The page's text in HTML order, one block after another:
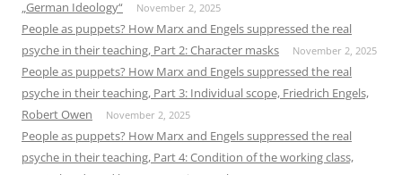
„German Ideology“ November 2, 2025
People as puppets? How Marx and Engels suppressed the real
psyche in their teaching, Part 2: Character masks
November 2, 2025
People as puppets? How Marx and Engels suppressed the real
psyche in their teaching, Part 3: Individual scope, Friedrich Engels,
Robert Owen
November 2, 2025
People as puppets? How Marx and Engels suppressed the real
psyche in their teaching, Part 4: Condition of the working class,